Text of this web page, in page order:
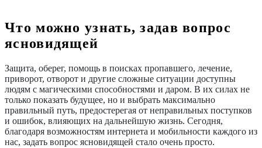
Что можно узнать, задав вопрос
ясновидящей
Защита, оберег, помощь в поисках пропавшего, лечение,
приворот, отворот и другие сложные ситуации доступны
людям с магическими способностями и даром. В их силах не
только показать будущее, но и выбрать максимально
правильный путь, предостерегая от неправильных поступков
и ошибок, влияющих на дальнейшую жизнь. Сегодня,
благодаря возможностям интернета и мобильности каждого из
нас, задать вопрос ясновидящей стало очень просто.